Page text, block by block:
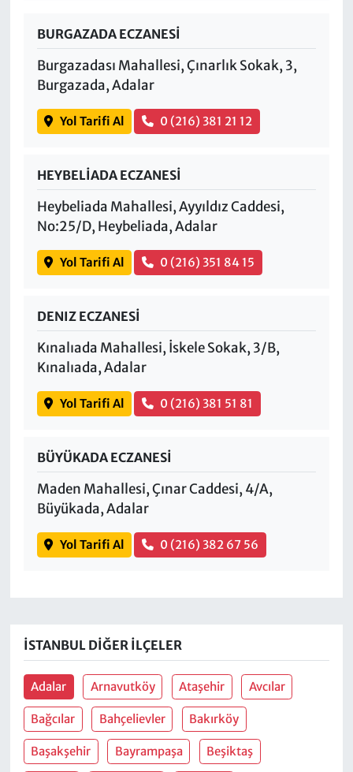
BURGAZADA ECZANESİ
Burgazadası Mahallesi, Çınarlık Sokak, 3,
Burgazada, Adalar
Yol Tarifi Al 0 (216) 381 21 12
HEYBELİADA ECZANESİ
Heybeliada Mahallesi, Ayyıldız Caddesi,
No:25/D, Heybeliada, Adalar
Yol Tarifi Al 0 (216) 351 84 15
DENIZ ECZANESİ
Kınalıada Mahallesi, İskele Sokak, 3/B,
Kınalıada, Adalar
Yol Tarifi Al 0 (216) 381 51 81
BÜYÜKADA ECZANESİ
Maden Mahallesi, Çınar Caddesi, 4/A,
Büyükada, Adalar
Yol Tarifi Al 0 (216) 382 67 56
İSTANBUL DIĞER İLÇELER
Adalar Arnavutköy Ataşehir Avcılar
Bağcılar Bahçelievler Bakırköy
Başakşehir Bayrampaşa Beşiktaş